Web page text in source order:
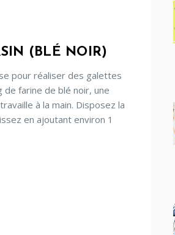
(BLÉ NOIR)
pour réaliser des galettes
farine de blé noir, une
à la main. Disposez la
en ajoutant environ 1